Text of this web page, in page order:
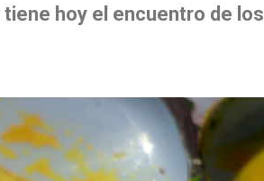
hoy el encuentro de los